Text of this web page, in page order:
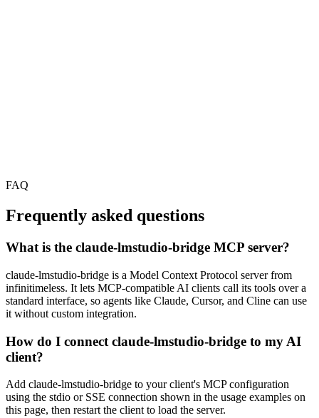
FAQ
Frequently asked questions
What is the claude-lmstudio-bridge MCP server?
claude-lmstudio-bridge is a Model Context Protocol server from
infinitimeless. It lets MCP-compatible AI clients call its tools over a
standard interface, so agents like Claude, Cursor, and Cline can use
it without custom integration.
How do I connect claude-lmstudio-bridge to my AI
client?
Add claude-lmstudio-bridge to your client's MCP configuration
using the stdio or SSE connection shown in the usage examples on
this page, then restart the client to load the server.